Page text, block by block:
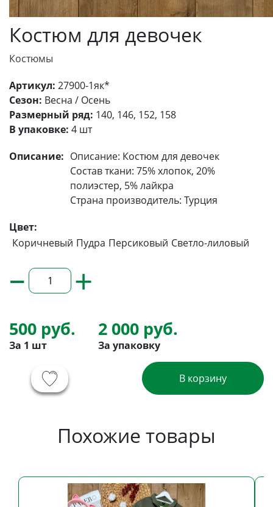
Костюм для девочек
Костюмы
Артикул: 27900-1як*
Сезон: Весна / Осень
Размерный ряд: 140, 146, 152, 158
В упаковке: 4 шт
Описание: Описание: Костюм для девочек
Состав ткани: 75% хлопок, 20%
полиэстер, 5% лайкра
Страна производитель: Турция
Цвет:
Коричневый Пудра Персиковый Светло-лиловый
500 руб.
За 1 шт
2 000 руб.
За упаковку
– +
В корзину
Похожие товары